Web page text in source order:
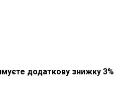
додаткову знижку 3%